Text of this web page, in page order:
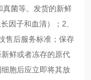
真菌等。发货的新鲜
因子和血清）；2、
售后服务标准；保存
鲜或者冻存的原代
胞后应立即将其放